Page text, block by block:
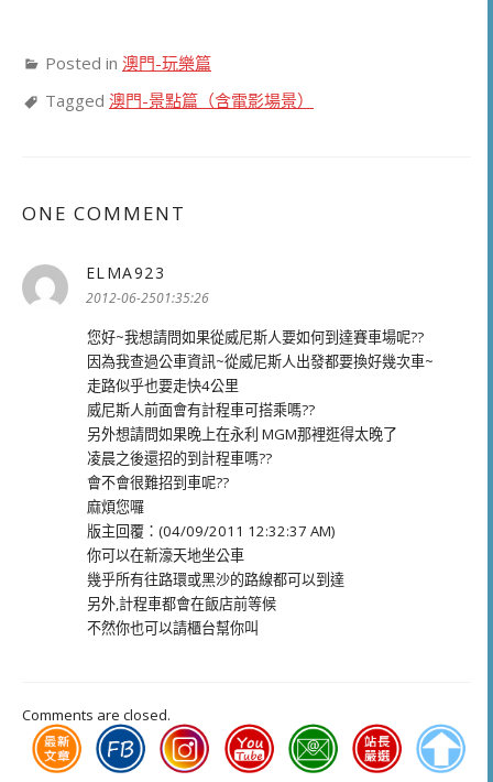
Posted in 澳門-玩樂篇
Tagged 澳門-景點篇（含電影場景）
ONE COMMENT
ELMA923
示:
2012-06-2501:35:26
您好~我想請問如果從威尼斯人要如何到達賽車場呢??
因為我查過公車資訊~從威尼斯人出發都要換好幾次車~
走路似乎也要走快4公里
威尼斯人前面會有計程車可搭乘嗎??
另外想請問如果晚上在永利 MGM那裡逛得太晚了
凌晨之後還招的到計程車嗎??
會不會很難招到車呢??
麻煩您囉
版主回覆：(04/09/2011 12:32:37 AM)
你可以在新濠天地坐公車
幾乎所有往路環或黑沙的路線都可以到達
另外,計程車都會在飯店前等候
不然你也可以請櫃台幫你叫
Comments are closed.